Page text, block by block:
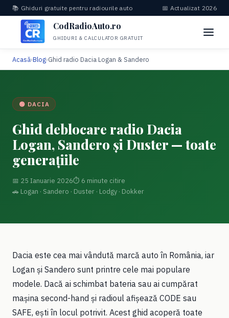
📚 Ghiduri gratuite pentru radiourile auto 📅 Actualizat 2026
CodRadioAuto.ro
GHIDURI & CALCULATOR GRATUIT
Acasă›Blog›Ghid radio Dacia Logan & Sandero
🟢 DACIA
Ghid deblocare radio Dacia
Logan, Sandero și Duster — toate
generațiile
📅 25 Ianuarie 2026⏱ 6 minute citire
🚗 Logan · Sandero · Duster · Lodgy · Dokker
Dacia este cea mai vândută marcă auto în România, iar
Logan și Sandero sunt printre cele mai populare
modele. Dacă ai schimbat bateria sau ai cumpărat
mașina second-hand și radioul afișează CODE sau
SAFE, ești în locul potrivit. Acest ghid acoperă toate